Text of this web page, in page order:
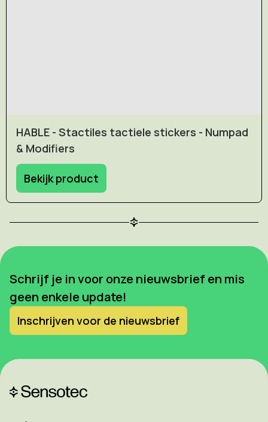
HABLE - Stactiles tactiele stickers - Numpad
& Modifiers
Bekijk product
Schrijf je in voor onze nieuwsbrief en mis
geen enkele update!
Inschrijven voor de nieuwsbrief